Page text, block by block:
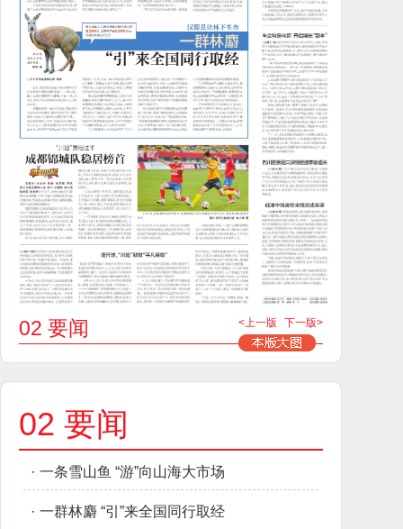
02 要闻 <上一版 下一版>
02 要闻
· 一条雪山鱼 “游”向山海大市场
· 一群林麝 “引”来全国同行取经